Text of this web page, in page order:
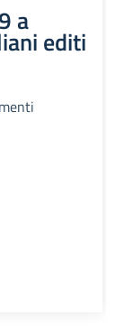
a
editi